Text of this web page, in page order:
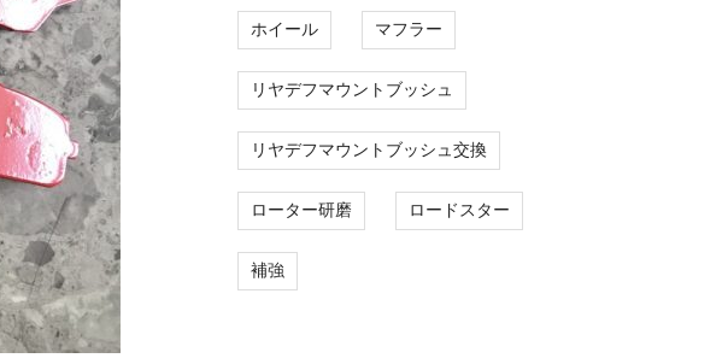
ホイール マフラー
リヤデフマウントブッシュ
リヤデフマウントブッシュ交換
ローター研磨 ロードスター
補強